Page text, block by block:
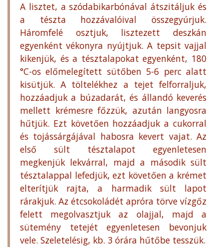
A lisztet, a szódabikarbónával átszitáljuk és
a tészta hozzávalóival összegyúrjuk.
Háromfelé osztjuk, lisztezett deszkán
egyenként vékonyra nyújtjuk. A tepsit vajjal
kikenjük, és a tésztalapokat egyenként, 180
°C-os előmelegített sütőben 5-6 perc alatt
kisütjük. A töltelékhez a tejet felforraljuk,
hozzáadjuk a búzadarát, és állandó keverés
mellett krémesre főzzük, azután langyosra
hűtjük. Ezt követően hozzáadjuk a cukorral
és tojássárgájával habosra kevert vajat. Az
első sült tésztalapot egyenletesen
megkenjük lekvárral, majd a második sült
tésztalappal lefedjük, ezt követően a krémet
elterítjük rajta, a harmadik sült lapot
rárakjuk. Az étcsokoládét apróra törve vízgőz
felett megolvasztjuk az olajjal, majd a
sütemény tetejét egyenletesen bevonjuk
vele. Szeletelésig, kb. 3 órára hűtőbe tesszük.